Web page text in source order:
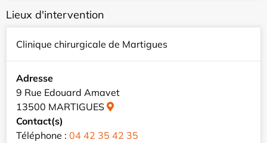
Lieux d'intervention
Clinique chirurgicale de Martigues
Adresse
9 Rue Edouard Amavet
13500 MARTIGUES
Contact(s)
Téléphone : 04 42 35 42 35